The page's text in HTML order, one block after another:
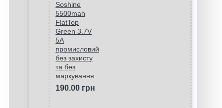
Soshine
5500mah
FlatTop
Green 3.7V
5A
промисловий
без захисту
та без
маркування
190.00 грн